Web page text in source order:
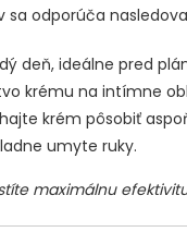
sa odporúča
deň, ideálne pred
krému na intímne
krém pôsobiť
umyte ruky.
maximálnu